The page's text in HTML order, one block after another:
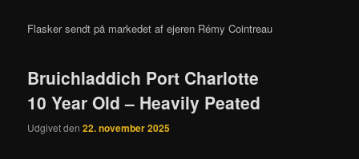
Flasker sendt på markedet af ejeren Rémy Cointreau
Bruichladdich Port Charlotte
10 Year Old – Heavily Peated
Udgivet den22. november 2025